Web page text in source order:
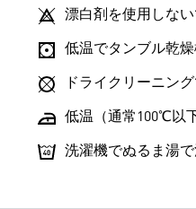
漂白剤を使用しな
低温でタンブル乾
ドライクリーニン
低温（通常100℃以
洗濯機でぬるま湯